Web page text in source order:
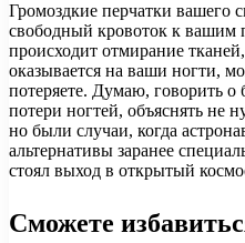
Громоздкие перчатки вашего
свободный кровоток к вашим
происходит отмирание
оказывается на ваши ногти,
потеряете. Думаю, говорить
потери ногтей, объяснять не
но были случаи, когда
альтернативы заранее
стоял выход в открытый
Сможете